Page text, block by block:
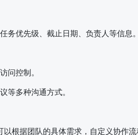
优先级、截止日期、负责人等信息。
问控制。
等多种沟通方式。
根据团队的具体需求，自定义协作